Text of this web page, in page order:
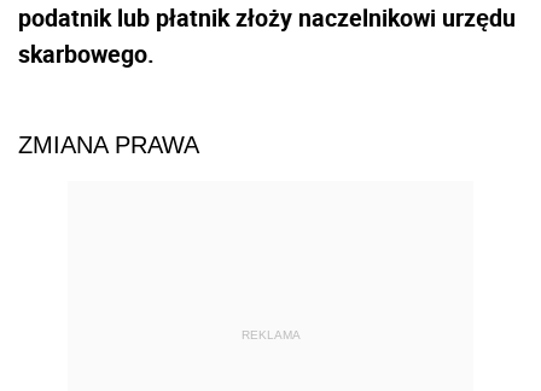
podatnik lub płatnik złoży naczelnikowi urzędu
skarbowego.
ZMIANA PRAWA
REKLAMA